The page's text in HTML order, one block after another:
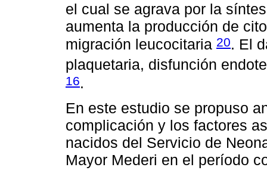
el cual se agrava por la
aumenta la producción de
migración leucocitaria 20. El
plaquetaria, disfunción
16.
En este estudio se propuso
complicación y los factores
nacidos del Servicio de
Mayor Mederi en el período